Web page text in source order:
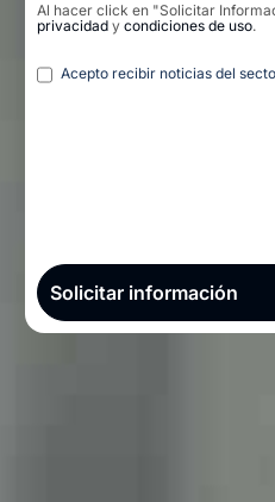
Al hacer click en "Solicitar
privacidad y condiciones de uso.
Legal
Acepto recibir noticias del